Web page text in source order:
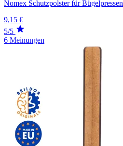
Nomex Schutzpolster für Bügelpressen
9,15 €
5/5
6 Meinungen